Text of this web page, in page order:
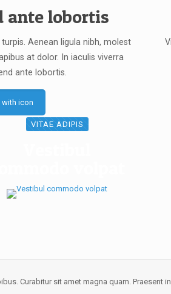
ante lobortis
Aenean ligula nibh, molest
at dolor. In iaculis viverra
ante lobortis.
with icon
VITAE ADIPIS
Curabitur sit amet magna quam. Praesent